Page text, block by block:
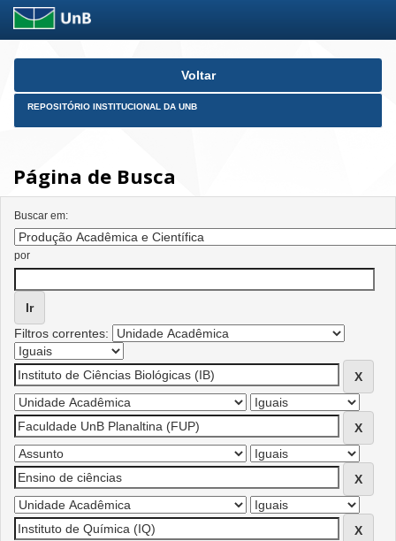
Skip
Voltar
REPOSITÓRIO INSTITUCIONAL DA UNB
Página de Busca
Buscar em:
por
Filtros correntes: